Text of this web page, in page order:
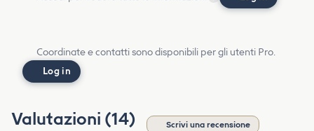
Coordinate e contatti sono disponibili per gli utenti Pro.
Log in
Valutazioni (14) Scrivi una recensione